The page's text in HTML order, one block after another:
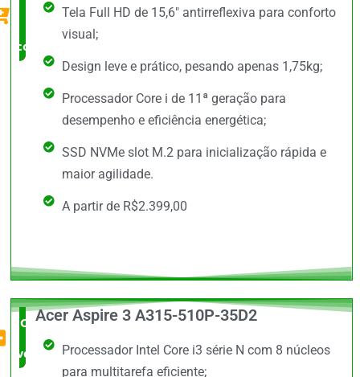
Pena
comprar
Tela Full HD de 15,6" antirreflexiva para conforto
visual;
Design leve e prático, pesando apenas 1,75kg;
Processador Core i de 11ª geração para
desempenho e eficiência energética;
SSD NVMe slot M.2 para inicialização rápida e
maior agilidade.
A partir de R$2.399,00
O Mais
vendido
Acer Aspire 3 A315-510P-35D2
Processador Intel Core i3 série N com 8 núcleos
para multitarefa eficiente;